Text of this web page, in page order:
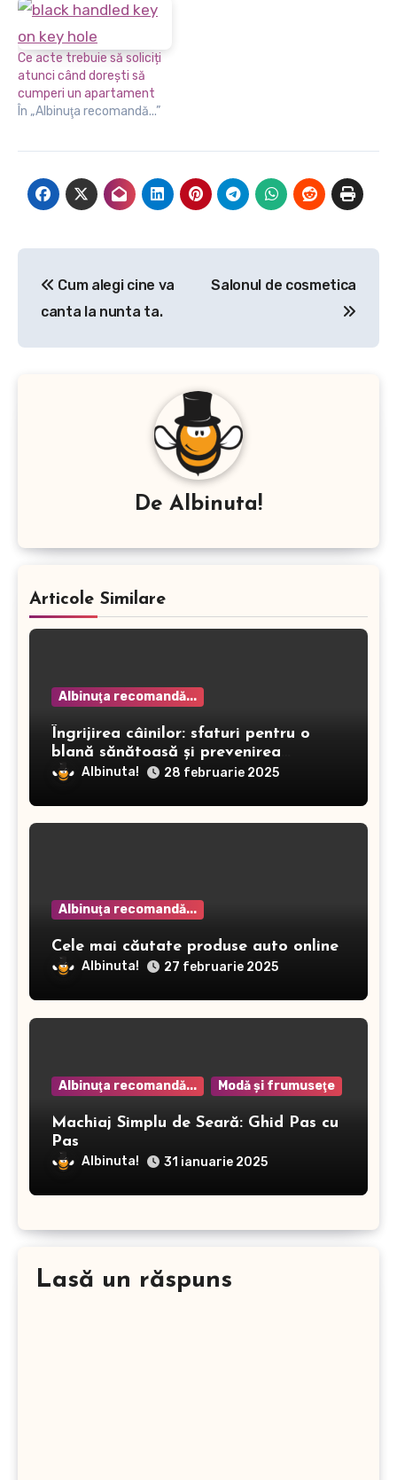
Ce acte trebuie să soliciți
atunci când dorești să
cumperi un apartament
În „Albinuţa recomandă...”
articole
Cum alegi cine va
canta la nunta ta.
Salonul de cosmetica
De Albinuta!
Articole Similare
Albinuţa recomandă...
Îngrijirea câinilor: sfaturi pentru o
blană sănătoasă și prevenirea
dermatitei
Albinuta! 28 februarie 2025
Albinuţa recomandă...
Cele mai căutate produse auto online
Albinuta! 27 februarie 2025
Albinuţa recomandă... Modă şi frumuseţe
Machiaj Simplu de Seară: Ghid Pas cu
Pas
Albinuta! 31 ianuarie 2025
Lasă un răspuns